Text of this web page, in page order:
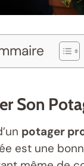
Son
potager
est une